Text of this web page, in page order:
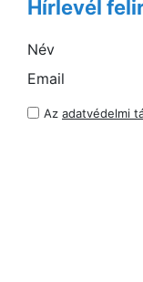
Hírlevél
Név
Email
Az adatvédelmi